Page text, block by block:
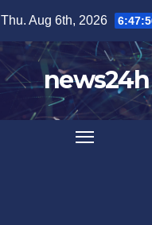
Thu. Aug 6th, 2026
news24h